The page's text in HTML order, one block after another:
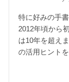
特に好みの手
2012年頃から
は10年を超え
の活用ヒントを